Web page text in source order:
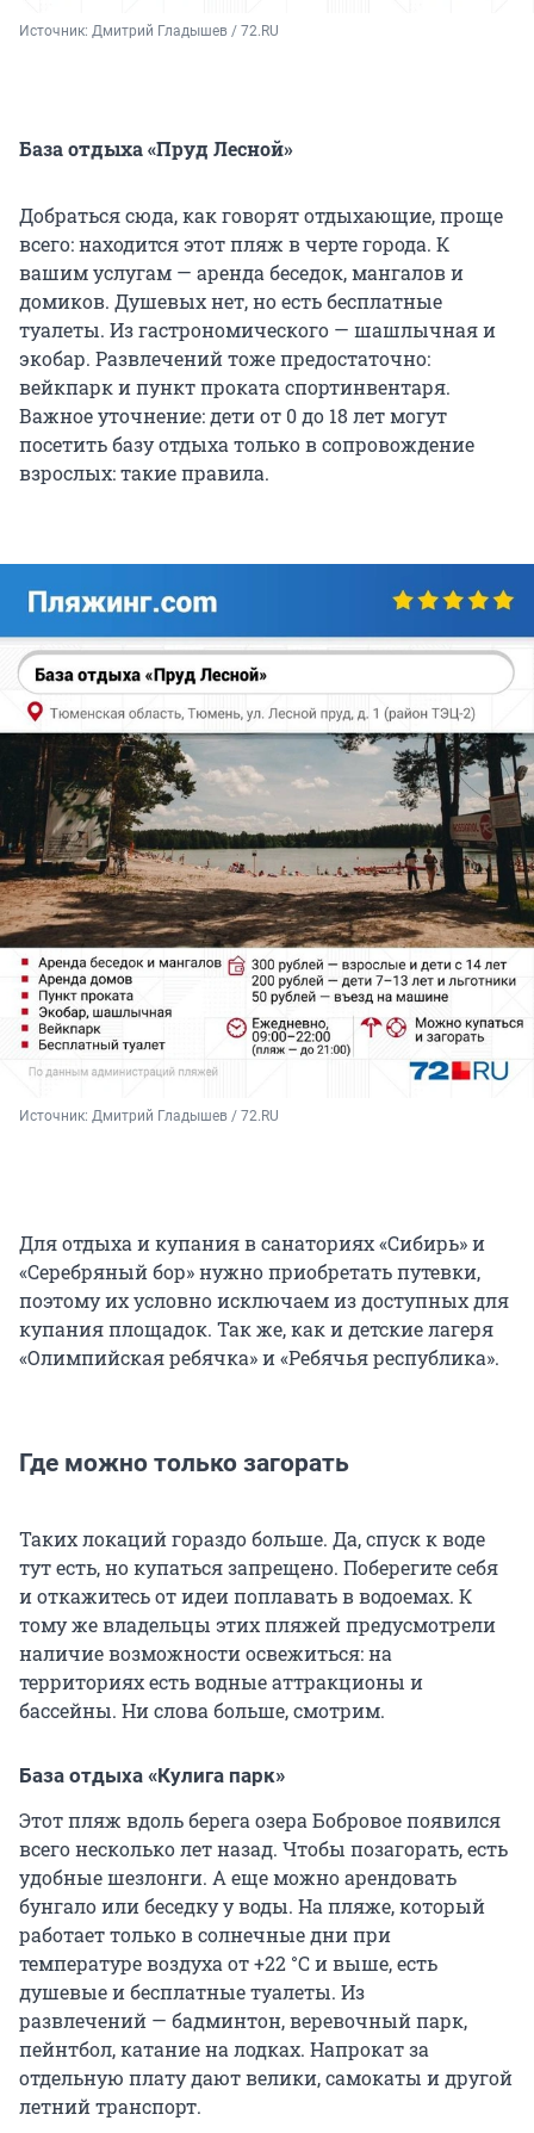
Источник: Дмитрий Гладышев / 72.RU
База отдыха «Пруд Лесной»
Добраться сюда, как говорят отдыхающие, проще
всего: находится этот пляж в черте города. К
вашим услугам — аренда беседок, мангалов и
домиков. Душевых нет, но есть бесплатные
туалеты. Из гастрономического — шашлычная и
экобар. Развлечений тоже предостаточно:
вейкпарк и пункт проката спортинвентаря.
Важное уточнение: дети от 0 до 18 лет могут
посетить базу отдыха только в сопровождение
взрослых: такие правила.
Источник: Дмитрий Гладышев / 72.RU
Для отдыха и купания в санаториях «Сибирь» и
«Серебряный бор» нужно приобретать путевки,
поэтому их условно исключаем из доступных для
купания площадок. Так же, как и детские лагеря
«Олимпийская ребячка» и «Ребячья республика».
Где можно только загорать
Таких локаций гораздо больше. Да, спуск к воде
тут есть, но купаться запрещено. Поберегите себя
и откажитесь от идеи поплавать в водоемах. К
тому же владельцы этих пляжей предусмотрели
наличие возможности освежиться: на
территориях есть водные аттракционы и
бассейны. Ни слова больше, смотрим.
База отдыха «Кулига парк»
Этот пляж вдоль берега озера Бобровое появился
всего несколько лет назад. Чтобы позагорать, есть
удобные шезлонги. А еще можно арендовать
бунгало или беседку у воды. На пляже, который
работает только в солнечные дни при
температуре воздуха от +22 °С и выше, есть
душевые и бесплатные туалеты. Из
развлечений — бадминтон, веревочный парк,
пейнтбол, катание на лодках. Напрокат за
отдельную плату дают велики, самокаты и другой
летний транспорт.